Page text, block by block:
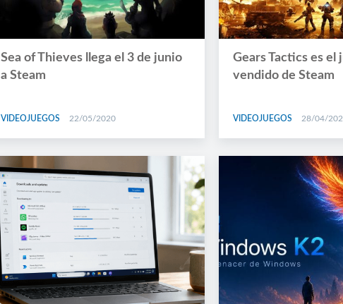
Sea of Thieves llega el 3 de junio
a Steam
VIDEOJUEGOS 22/05/2020
Gears Tactics es el
vendido de Steam
VIDEOJUEGOS 28/04/